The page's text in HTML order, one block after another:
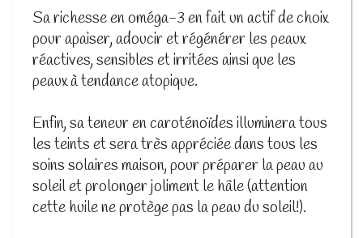
Sa richesse en oméga-3 en fait un actif de choix
pour apaiser, adoucir et régénérer les peaux
réactives, sensibles et irritées ainsi que les
peaux à tendance atopique.
Enfin, sa teneur en caroténoïdes illuminera tous
les teints et sera très appréciée dans tous les
soins solaires maison, pour préparer la peau au
soleil et prolonger joliment le hâle (attention
cette huile ne protège pas la peau du soleil!).